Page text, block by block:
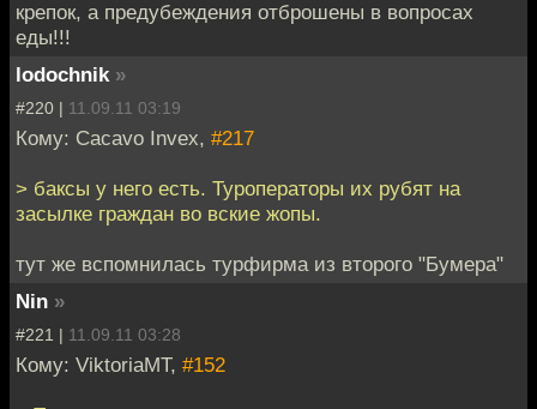
крепок, а предубеждения отброшены в вопросах
еды!!!
lodochnik »
#220 | 11.09.11 03:19
Кому: Cacavo Invex, #217
> баксы у него есть. Туроператоры их рубят на
засылке граждан во вские жопы.
тут же вспомнилась турфирма из второго "Бумера"
Nin »
#221 | 11.09.11 03:28
Кому: ViktoriaMT, #152